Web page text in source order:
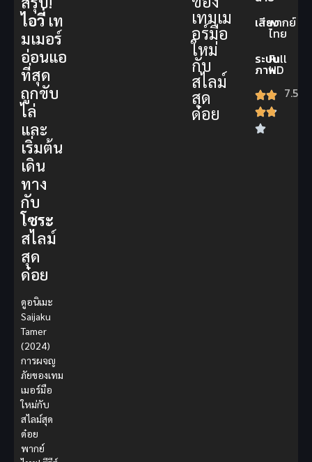
เทมเม
อร์มือ
ใหม่
กับ
สไลม์
สุด
ด๋อย
เสียงพากย์
ไทย
ระบบ
ภาพ
Full
HD
7.5
ไอวี่เท
มเมอร์
อ่อนแอ
ที่สุด
ถูกขับ
ไล่
และ
เริ่มต้น
เดิน
ทาง
กับ
โซระ
สไลม์
สุด
ด๋อย
ดูอนิเมะ
Saijaku
Tamer
(2024)
การผจญ
ภัยของเทม
เมอร์มือ
ใหม่กับ
สไลม์สุด
ด๋อย
พากย์